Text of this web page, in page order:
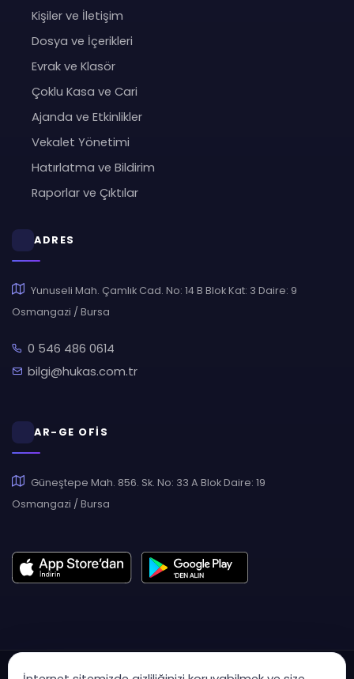
Kişiler ve İletişim
Dosya ve İçerikleri
Evrak ve Klasör
Çoklu Kasa ve Cari
Ajanda ve Etkinlikler
Vekalet Yönetimi
Hatırlatma ve Bildirim
Raporlar ve Çıktılar
ADRES
Yunuseli Mah. Çamlık Cad. No: 14 B Blok Kat: 3 Daire: 9
Osmangazi / Bursa
0 546 486 0614
bilgi@hukas.com.tr
AR-GE OFİS
Güneştepe Mah. 856. Sk. No: 33 A Blok Daire: 19
Osmangazi / Bursa